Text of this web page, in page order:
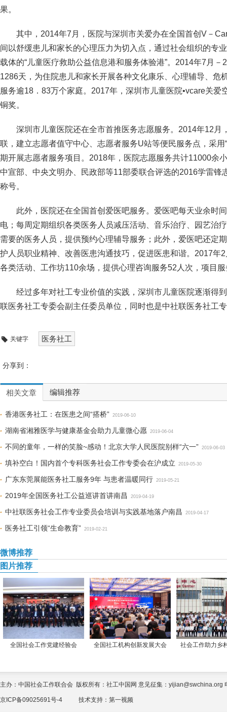
果。
其中，2014年7月，医院与深圳市关爱办在全国首创V－
间以舒缓患儿和家长的心理压力为切入点，通过社会组织的专
载体的“儿童医疗救助公益信息港和服务体验港”。2014年7月
1286天，为住院患儿和家长开展各种文化康乐、心理辅导、危
服务逾18．83万个家庭。2017年，深圳市儿童医院•vcare关爱
铜奖。
深圳市儿童医院还在全市首推医务志愿服务。2014年12月
联，建立志愿者值守中心、志愿者服务U站等便民服务点，采用
期开展志愿者服务项目。2018年，医院志愿服务共计11000余
中宣部、中央文明办、民政部等11部委联合评选的2016学雷锋
称号。
此外，医院还在全国首创爱医吧服务。爱医吧每天业余时
电；每周定期组织各类医务人员减压活动、音乐治疗、园艺治
需要的医务人员，提供预约心理辅导服务；此外，爱医吧还定
护人员职业精神、改善医患沟通技巧，促进医患和谐。2017年
各类活动、工作坊110余场，提供心理咨询服务52人次，项目
经过多年对社工专业价值的实践，深圳市儿童医院逐渐得
联医务社工专委会副主任委员单位，同时也是中社联医务社工
关键字 医务社工
分享到：
相关文章 编辑推荐
香港医务社工：在医患之间“搭桥” 2019-06-10
湖南省湘雅医学与健康基金会助力儿童微心愿 2019-06-04
不同的童年，一样的笑脸~感动！北京大学人民医院别样“六一” 2019-06-03
填补空白！国内首个专科医务社会工作专委会在沪成立 2019-05-30
广东东莞展能医务社工服务9年 与患者温暖同行 2019-05-21
2019年全国医务社工公益巡讲首讲南昌 2019-04-19
中社联医务社会工作专业委员会培训与实践基地落户南昌 2019-04-17
医务社工引领“生命教育” 2019-02-21
微博推荐
图片推荐
全国社会工作党建经验会 全国社工机构创新发展大会 社会工作助力乡
主办：中国社会工作联合会 版权所有：社工中国网 意见征集：yijian@swchina.org
京ICP备09025691号-4 技术支持： 第一视频